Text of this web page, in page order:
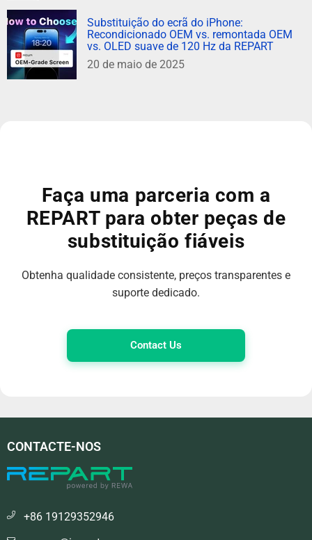
Substituição do ecrã do iPhone:
Recondicionado OEM vs. remontada OEM
vs. OLED suave de 120 Hz da REPART
20 de maio de 2025
Faça uma parceria com a
REPART para obter peças de
substituição fiáveis
Obtenha qualidade consistente, preços transparentes e
suporte dedicado.
Contact Us
CONTACTE-NOS
+86 19129352946